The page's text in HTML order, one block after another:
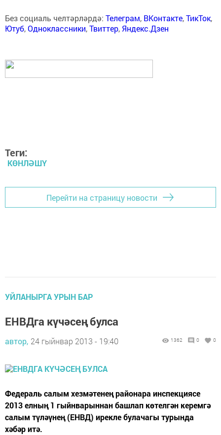
Без социаль челтәрләрдә: Телеграм, ВКонтакте,ТикТок,
Ютуб,Одноклассники,Твиттер, Яндекс.Дзен
Теги:
КӨНЛӘШҮ
Перейти на страницу новости
УЙЛАНЫРГА УРЫН БАР
ЕНВДга күчәсең булса
автор, 24 гыйнвар 2013 - 19:40 1362 0 0
Федераль салым хезмәтенең районара инспекциясе
2013 елның 1 гыйнварыннан башлап көтелгән керемгә
салым түләүнең (ЕНВД) ирекле булачагы турында
хәбәр итә.